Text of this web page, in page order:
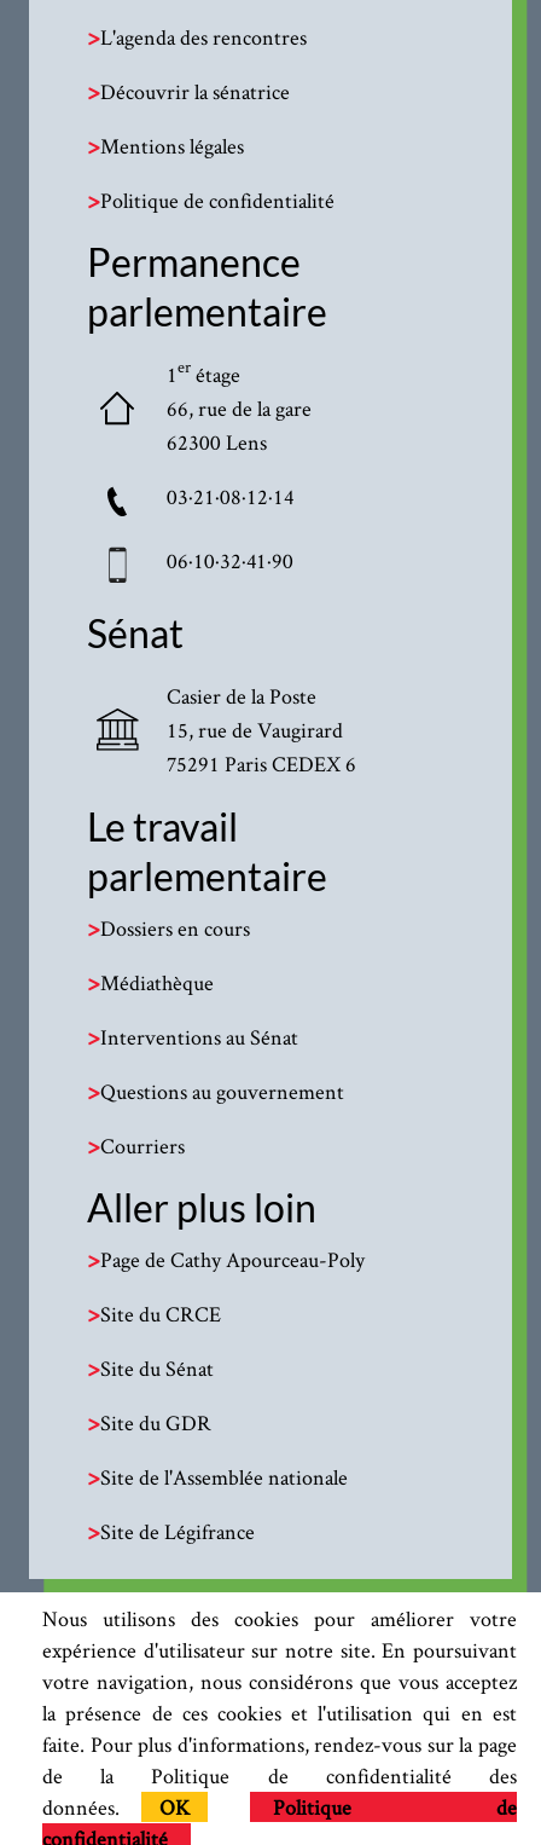
Nous utilisons des cookies pour améliorer votre
expérience d'utilisateur sur notre site. En poursuivant
votre navigation, nous considérons que vous acceptez
la présence de ces cookies et l'utilisation qui en est
faite. Pour plus d'informations, rendez-vous sur la page
de la Politique de confidentialité des
données.
OK
Politique de
confidentialité
>L'agenda des rencontres
>Découvrir la sénatrice
>Mentions légales
>Politique de confidentialité
Permanence
parlementaire
1erétage
66, rue de la gare
62300 Lens
03·21·08·12·14
06·10·32·41·90
Sénat
Casier de la Poste
15, rue de Vaugirard
75291 Paris CEDEX 6
Le travail
parlementaire
>Dossiers en cours
>Médiathèque
>Interventions au Sénat
>Questions au gouvernement
>Courriers
Aller plus loin
>Page de Cathy Apourceau-Poly
>Site du CRCE
>Site du Sénat
>Site du GDR
>Site de l'Assemblée nationale
>Site de Légifrance